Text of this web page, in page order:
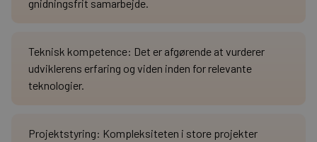
gnidningsfrit samarbejde.
Teknisk kompetence: Det er afgørende at vurderer
udviklerens erfaring og viden inden for relevante
teknologier.
Projektstyring: Kompleksiteten i store projekter